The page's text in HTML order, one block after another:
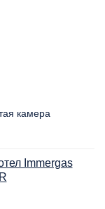
камера
Immergas